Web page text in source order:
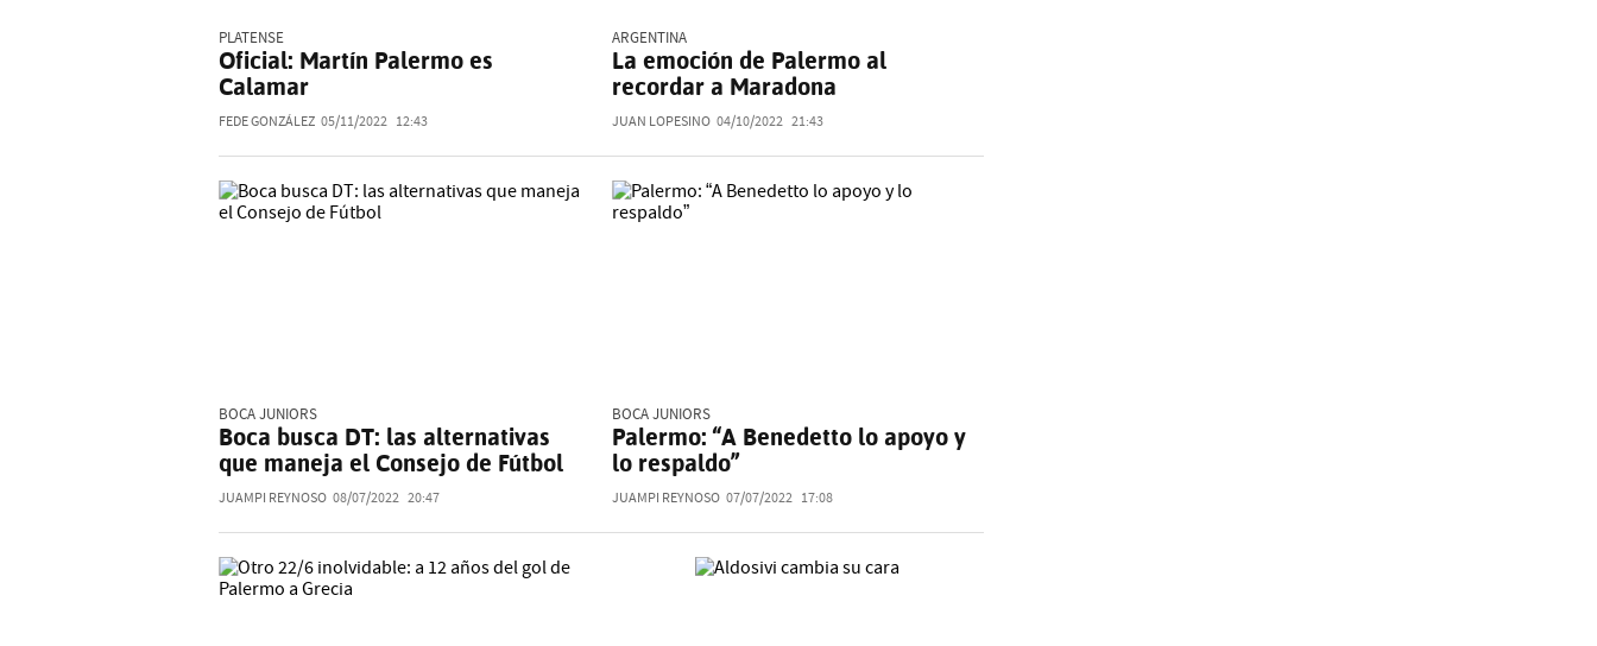
PLATENSE
Oficial: Martín Palermo es
Calamar
FEDE GONZÁLEZ 05/11/2022 12:43
ARGENTINA
La emoción de Palermo al
recordar a Maradona
JUAN LOPESINO 04/10/2022 21:43
BOCA JUNIORS
Boca busca DT: las alternativas
que maneja el Consejo de Fútbol
JUAMPI REYNOSO 08/07/2022 20:47
BOCA JUNIORS
Palermo: “A Benedetto lo apoyo y
lo respaldo”
JUAMPI REYNOSO 07/07/2022 17:08